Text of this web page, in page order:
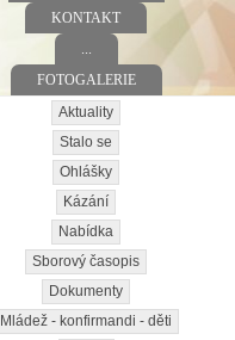
KONTAKT
FOTOGALERIE
Aktuality
Stalo se
Ohlášky
Kázání
Nabídka
Sborový časopis
Dokumenty
Mládež - konfirmandi - děti